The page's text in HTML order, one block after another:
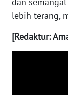
lebih terang,
[Redaktur:
WN